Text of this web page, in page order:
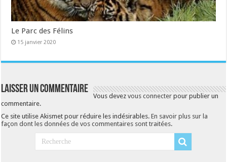
Le Parc des Félins
15 janvier 2020
Laisser un commentaire
Vous devezvous connecter pour publier un
commentaire.
Ce site utilise Akismet pour réduire les indésirables.En savoir plus sur la
façon dont les données de vos commentaires sont traitées.